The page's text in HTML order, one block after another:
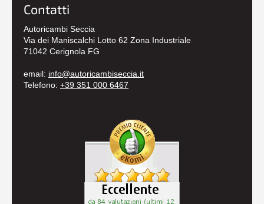
Contatti
Autoricambi Seccia
Via dei Maniscalchi Lotto 62 Zona Industriale
71042 Cerignola FG
email: info@autoricambiseccia.it
Telefono: +39 351 000 6467